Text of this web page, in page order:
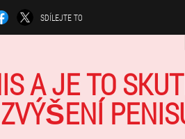
SDÍLEJTE TO
A JE TO